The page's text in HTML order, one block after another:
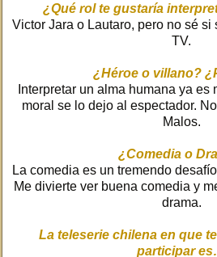
¿Qué rol te gustaría
Victor Jara o Lautaro, pero no sé
TV.
¿Héroe o villano?
Interpretar un alma humana ya
moral se lo dejo al espectador.
Malos.
¿Comedia o
La comedia es un tremendo
Me divierte ver buena comedia y
drama.
La teleserie chilena en que
participar